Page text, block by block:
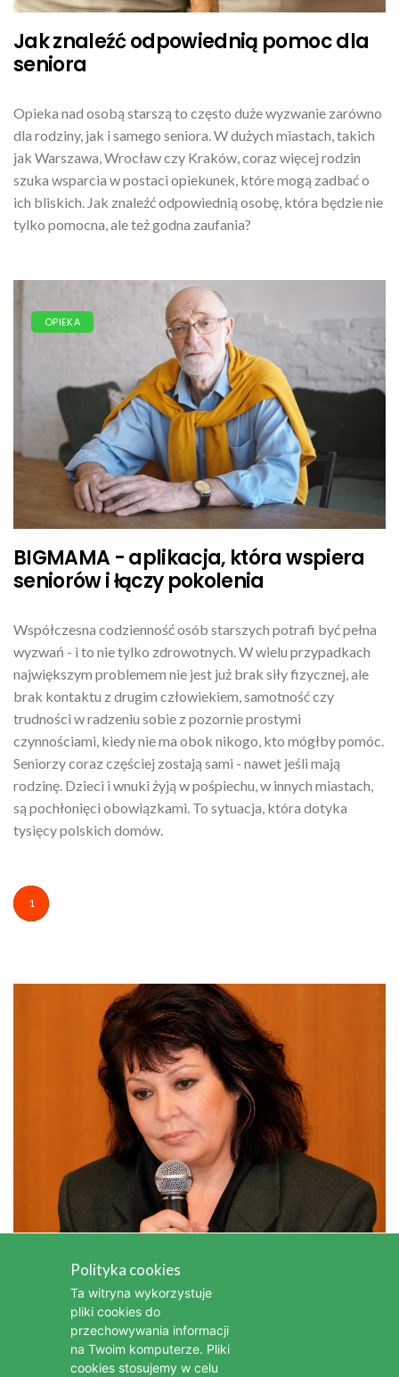
Jak znaleźć odpowiednią pomoc dla
seniora
Opieka nad osobą starszą to często duże wyzwanie zarówno
dla rodziny, jak i samego seniora. W dużych miastach, takich
jak Warszawa, Wrocław czy Kraków, coraz więcej rodzin
szuka wsparcia w postaci opiekunek, które mogą zadbać o
ich bliskich. Jak znaleźć odpowiednią osobę, która będzie nie
tylko pomocna, ale też godna zaufania?
OPIEKA
BIGMAMA - aplikacja, która wspiera
seniorów i łączy pokolenia
Współczesna codzienność osób starszych potrafi być pełna
wyzwań - i to nie tylko zdrowotnych. W wielu przypadkach
największym problemem nie jest już brak siły fizycznej, ale
brak kontaktu z drugim człowiekiem, samotność czy
trudności w radzeniu sobie z pozornie prostymi
czynnościami, kiedy nie ma obok nikogo, kto mógłby pomóc.
Seniorzy coraz częściej zostają sami - nawet jeśli mają
rodzinę. Dzieci i wnuki żyją w pośpiechu, w innych miastach,
są pochłonięci obowiązkami. To sytuacja, która dotyka
tysięcy polskich domów.
1
aktorka i piosenkarka
Kim była Bonnie Tyler - legendarna wokalistka popowa i
Polityka cookies
Ta witryna wykorzystuje
pliki cookies do
przechowywania informacji
na Twoim komputerze. Pliki
cookies stosujemy w celu